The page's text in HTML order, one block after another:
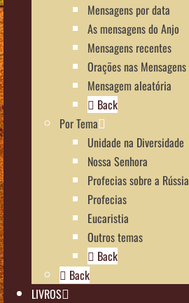
Mensagens por data
As mensagens do Anjo
Mensagens recentes
Orações nas Mensagens
Mensagem aleatória
Back
Por Tema
Unidade na Diversidade
Nossa Senhora
Profecias sobre a Rússia
Profecias
Eucaristia
Outros temas
Back
Back
LIVROS